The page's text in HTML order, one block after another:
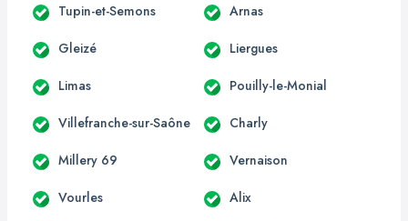
Tupin-et-Semons Arnas
Gleizé Liergues
Limas Pouilly-le-Monial
Villefranche-sur-Saône Charly
Millery 69 Vernaison
Vourles Alix